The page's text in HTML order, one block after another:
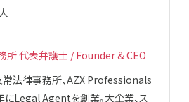
代表弁護士 / Founder & CEO
常法律事務所、AZX Professionals
Legal Agentを創業。大企業、ス